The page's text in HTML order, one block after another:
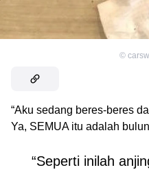
©
“Aku sedang beres-beres
Ya, SEMUA itu adalah
“Seperti inilah